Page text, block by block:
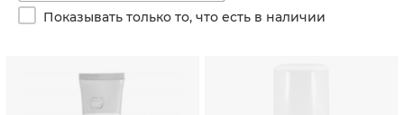
Шампунь
Устранение гиперкератоза
сального блеска
Создание антисептических условий при
Показывать только то, что есть в наличии